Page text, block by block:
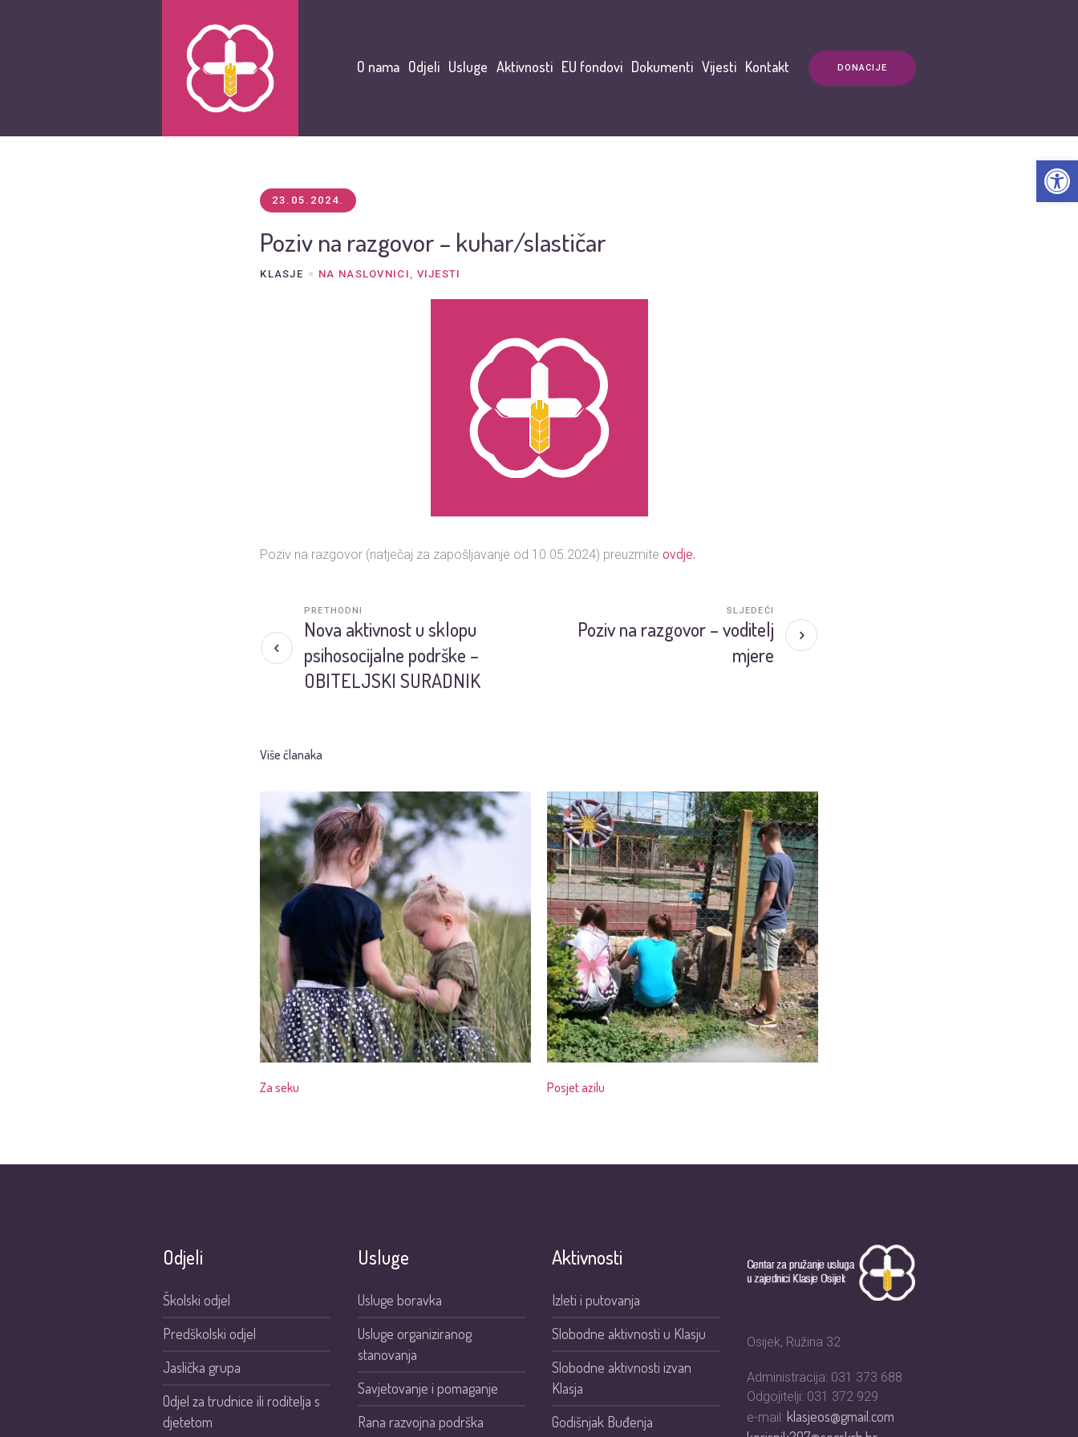
DONACIJE
O nama Odjeli Usluge Aktivnosti EU fondovi Dokumenti Vijesti Kontakt
23.05.2024.
Poziv na razgovor – kuhar/slastičar
KLASJE NA NASLOVNICI , VIJESTI
Poziv na razgovor (natječaj za zapošljavanje od 10.05.2024) preuzmite ovdje.
Nova aktivnost u sklopu
psihosocijalne podrške –
OBITELJSKI SURADNIK
PRETHODNI
Poziv na razgovor – voditelj
mjere
SLJEDEĆI
Više članaka
Za seku Posjet azilu
Odjeli
Školski odjel
Predškolski odjel
Jaslička grupa
Odjel za trudnice ili roditelja s
djetetom
Usluge
Usluge boravka
Usluge organiziranog
stanovanja
Savjetovanje i pomaganje
Rana razvojna podrška
Aktivnosti
Izleti i putovanja
Slobodne aktivnosti u Klasju
Slobodne aktivnosti izvan
Klasja
Godišnjak Buđenja
Osijek, Ružina 32
Administracija: 031 373 688
Odgojitelji: 031 372 929
e-mail: klasjeos@gmail.com